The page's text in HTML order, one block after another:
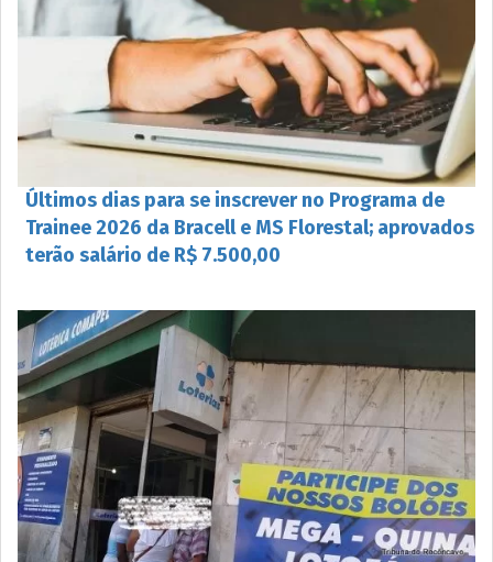
Últimos dias para se inscrever no Programa de
Trainee 2026 da Bracell e MS Florestal; aprovados
terão salário de R$ 7.500,00